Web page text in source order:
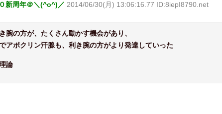
新周年＠＼(^o^)／ 2014/06/30(月) 13:06:16.77 ID:8iepI8790.net
腕の方が、たくさん動かす機会があり、
アポクリン汗腺も、利き腕の方がより発達していった
論